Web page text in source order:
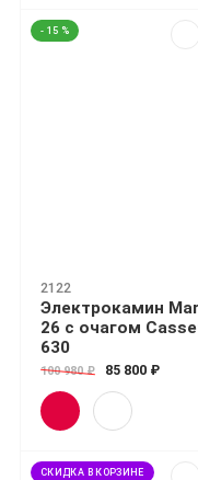
- 15 %
2122
Электрокамин
26 с очагом
630
100 980 ₽ 85 800 ₽
СКИДКА В КОРЗИНЕ